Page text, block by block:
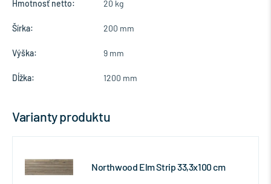
Hmotnosť netto: 20 kg
Šírka: 200 mm
Výška: 9 mm
Dĺžka: 1200 mm
Varianty produktu
Northwood Elm Strip 33,3x100 cm